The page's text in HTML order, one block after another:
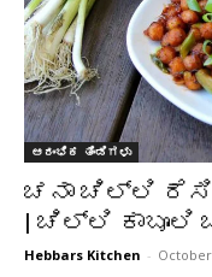
ಆರಂಭಿಕ ತಿಂಡಿಗಳು
ಚನಾ ಚಿಲ್ಲಿ ರೆಸಿಪಿ
| ಚಿಲ್ಲಿ ಕಾಬೂಲಿ
Hebbars Kitchen - October